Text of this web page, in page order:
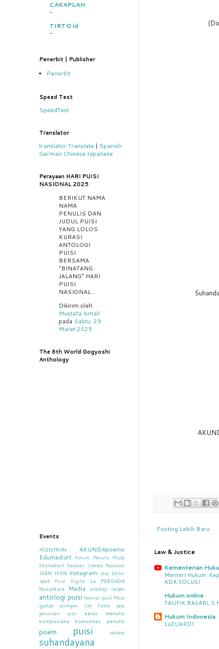
Posting Lebih Baru
Law & Justice
Kementerian
Menteri Hukum:
ADA SOLUSI
Hukum online
TAUFIK BASARI,
Hukum Indonesia
LaZUARDI
CAKAPLAH
-
TIRTO id
-
Penerbit | Publisher
Penerbit
Speed Test
SpeedTest
Translator
translatorTranslate | Spanish
German Chinese Japanese
Perayaan HARI PUISI
NASIONAL 2025
BERIKUT NAMA
NAMA
PENULIS DAN
JUDUL PUISI
YANG LOLOS
KURASI
ANTOLOGI
PUISI
BERSAMA
"BINATANG
JALANG" HARI
PUISI
NASIONAL...
Dikirim oleh
Mustafa Ismail
pada Sabtu, 29
Maret 2025
The 6th World Gogyoshi
Anthology
Events
ACENTRAN
AKUNDApoems
Edumediart Forum Penulis Muda
Edumediart Gerakan Literasi Nasional
ISBN ISSN Instagram Jasa Editor
Jejak Puisi Digital
La PERSADA
Nusantara
Media antologi cerpen
antologi puisi festival puisi fiksi
guitar
jaringan Cek Fakta
jasa
penulisan
jazz
kelas menulis
kompasiana
komunitas penulis
poem puisi sastera
suhandayana